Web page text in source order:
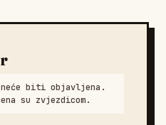
neće biti objavljena.
su zvjezdicom.